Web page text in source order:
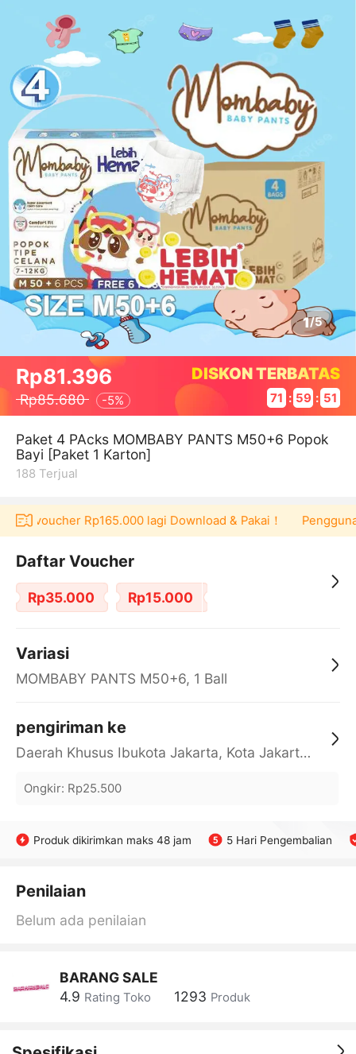
1/5
Rp81.396
Rp85.680 -5%
DISKON TERBATAS
71 : 59 : 51
Paket 4 PAcks MOMBABY PANTS M50+6 Popok
Bayi [Paket 1 Karton]
188 Terjual
voucher Rp165.000 lagi Download & Pakai！
Daftar Voucher
Rp35.000 Rp15.000
Variasi
MOMBABY PANTS M50+6, 1 Ball
pengiriman ke
Daerah Khusus Ibukota Jakarta, Kota Jakarta Barat, Cengkareng, yy
Ongkir: Rp25.500
Produk dikirimkan maks 48 jam 5 Hari Pengembalian
Penilaian
Belum ada penilaian
BARANG SALE
4.9 Rating Toko 1293 Produk